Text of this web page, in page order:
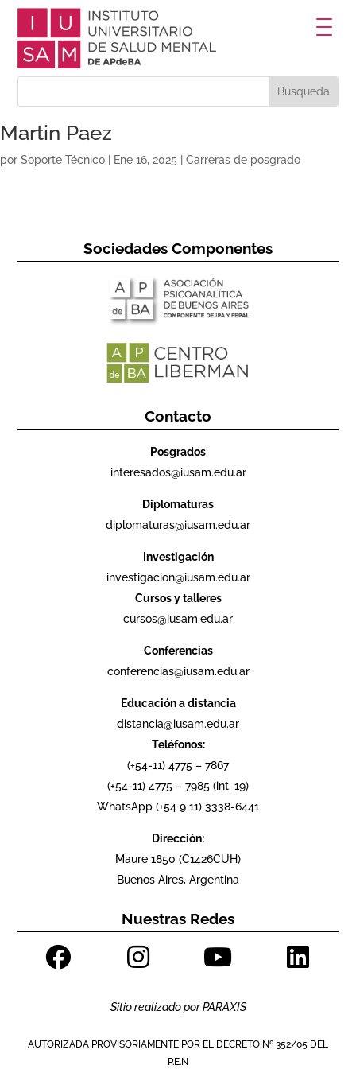
Martin Paez
por Soporte Técnico Ene 16, 2025 Carreras de posgrado
Sociedades Componentes
Contacto
Posgrados
interesados@iusam.edu.ar
Diplomaturas
diplomaturas@iusam.edu.ar
Investigación
investigacion@iusam.edu.ar
Cursos y talleres
cursos@iusam.edu.ar
Conferencias
conferencias@iusam.edu.ar
Educación a distancia
distancia@iusam.edu.ar
Teléfonos:
(+54-11) 4775 – 7867
(+54-11) 4775 – 7985 (int. 19)
WhatsApp (+54 9 11) 3338-6441
Dirección:
Maure 1850 (C1426CUH)
Buenos Aires, Argentina
Nuestras Redes
Sitio realizado porPARAXIS
AUTORIZADA PROVISORIAMENTE POR EL DECRETO Nº 352/05 DEL
P.E.N